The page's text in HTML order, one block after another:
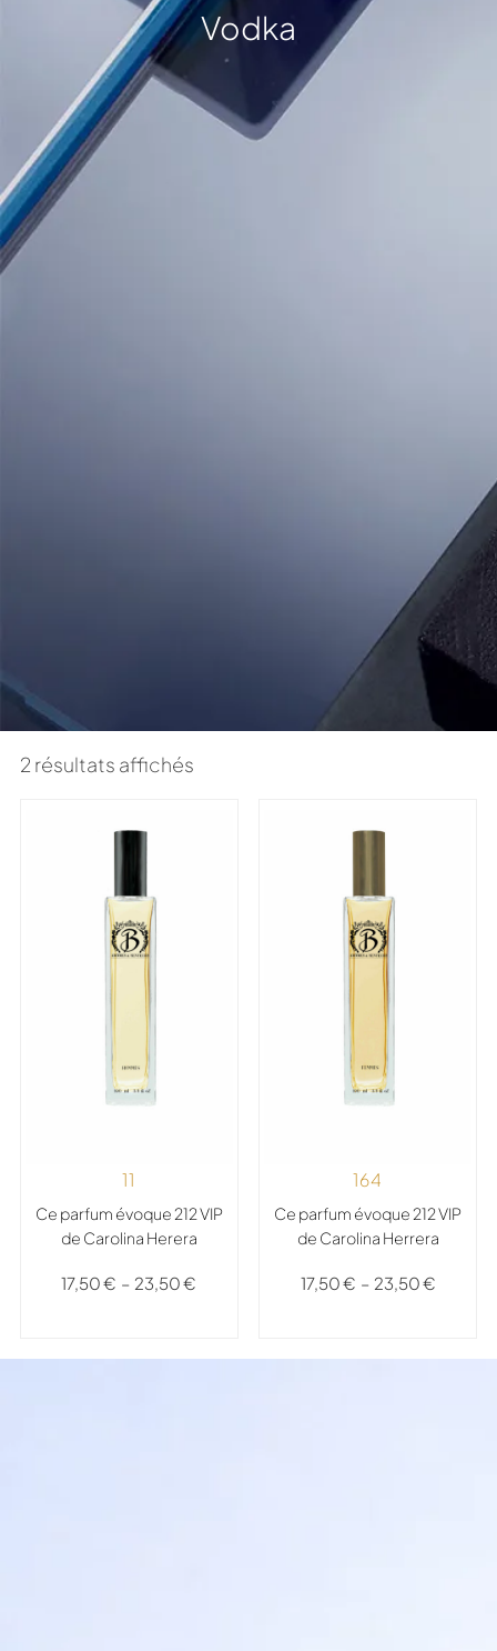
Vodka
2 résultats affichés
11
Ce parfum évoque 212 VIP
de Carolina Herera
17,50€ – 23,50€
164
Ce parfum évoque 212 VIP
de Carolina Herrera
17,50€ – 23,50€